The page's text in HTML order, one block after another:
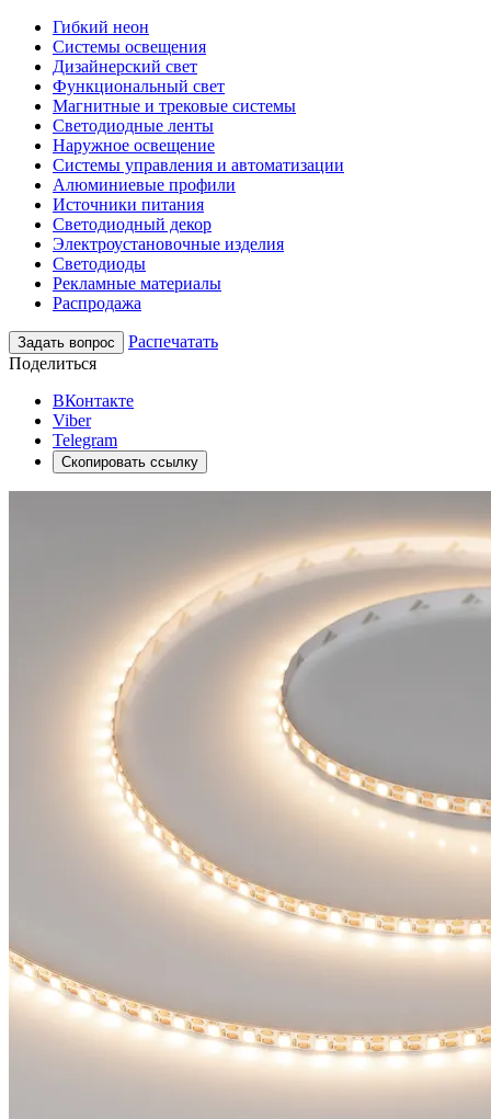
Гибкий неон
Системы освещения
Дизайнерский свет
Функциональный свет
Магнитные и трековые системы
Светодиодные ленты
Наружное освещение
Системы управления и автоматизации
Алюминиевые профили
Источники питания
Светодиодный декор
Электроустановочные изделия
Светодиоды
Рекламные материалы
Распродажа
Задать вопрос
Распечатать
Поделиться
ВКонтакте
Viber
Telegram
Скопировать ссылку